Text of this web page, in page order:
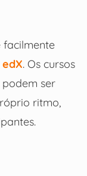
facilmente
edX. Os cursos
ser
ritmo,